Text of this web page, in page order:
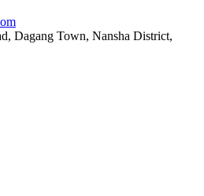
Dagang Town, Nansha District,